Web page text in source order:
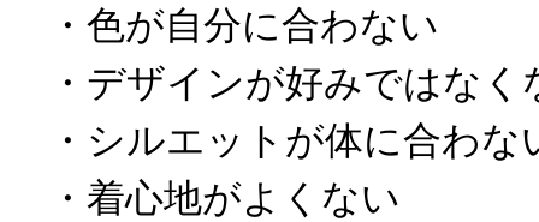
・色が自分に合わない
・デザインが好みではなく
・シルエットが体に合わな
・着心地がよくない